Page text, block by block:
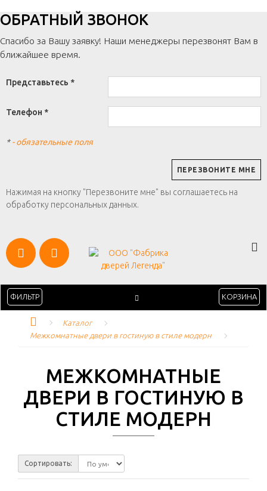
ОБРАТНЫЙ ЗВОНОК
Спасибо за Вашу заявку! Наши менеджеры перезвонят Вам в
ближайшее время.
Представьтесь *
Телефон *
*- обязательные поля
Нажимая на кнопку "Перезвоните мне" вы соглашаетесь на
обработку персональных данных.
ФИЛЬТР КОРЗИНА
Каталог
Межкомнатные двери в гостиную в стиле модерн
МЕЖКОМНАТНЫЕ
ДВЕРИ В ГОСТИНУЮ В
СТИЛЕ МОДЕРН
Сортировать: